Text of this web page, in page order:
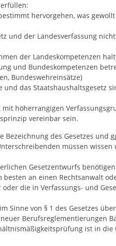
hervorgehen, was
und der Landesverfassung
der Landeskompetenzen
und Bundeskompetenzen
Bundeswehreinsätze)
und das Staatshaushaltsgesetz
höherrangigen
vereinbar sein.
des Gesetzes und
müssen wissen
Gesetzentwurfs
an einen Rechtsanwalt
die in Verfassungs- und
Sinne von § 1 des Gesetzes
Berufsreglementierungen
ist in die